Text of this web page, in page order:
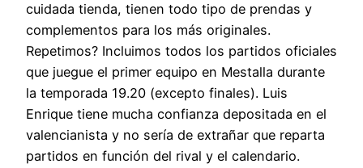
cuidada tienda, tienen todo tipo de prendas y
complementos para los más originales.
Repetimos? Incluimos todos los partidos oficiales
que juegue el primer equipo en Mestalla durante
la temporada 19.20 (excepto finales). Luis
Enrique tiene mucha confianza depositada en el
valencianista y no sería de extrañar que reparta
partidos en función del rival y el calendario.